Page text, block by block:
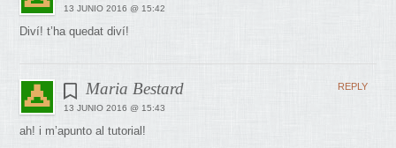
13 JUNIO 2016 @ 15:42
Diví! t’ha quedat diví!
Maria Bestard
13 JUNIO 2016 @ 15:43
ah! i m’apunto al tutorial!
REPLY